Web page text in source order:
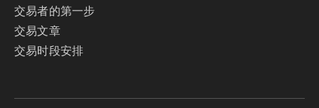
交易者的第一步
交易文章
交易时段安排